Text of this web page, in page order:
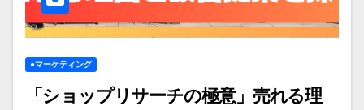
●マーケティング
「ショップリサーチの極意」売れる理